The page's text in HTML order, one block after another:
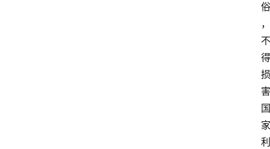
俗
，
不
得
损
害
国
家
利